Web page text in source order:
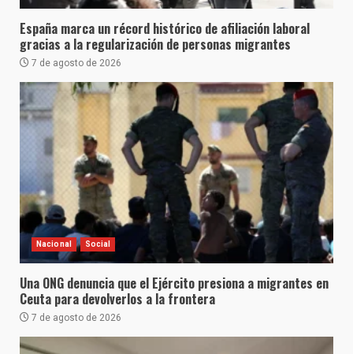
España marca un récord histórico de afiliación laboral
gracias a la regularización de personas migrantes
7 de agosto de 2026
Nacional Social
Una ONG denuncia que el Ejército presiona a migrantes en
Ceuta para devolverlos a la frontera
7 de agosto de 2026